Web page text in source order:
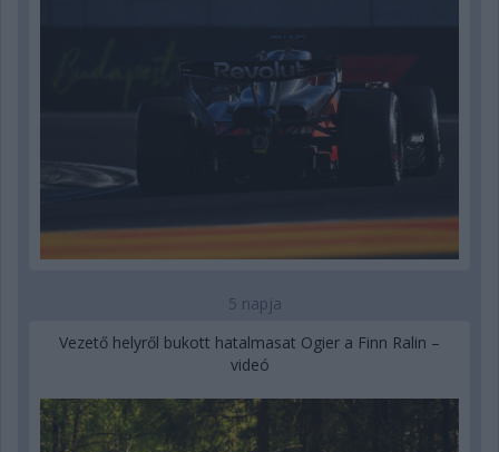
5 napja
Vezető helyről bukott hatalmasat Ogier a Finn Ralin –
videó